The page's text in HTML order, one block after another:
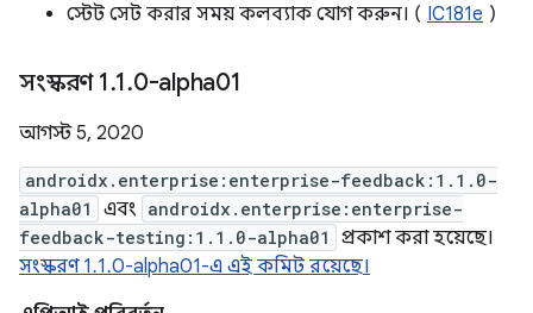
স্টেট সেট করার সময় কলব্যাক যোগ করুন। ( IC181e )
সংস্করণ 1.1.0-alpha01
আগস্ট 5, 2020
androidx.enterprise:enterprise-feedback:1.1.0-
alpha01
এবং androidx.enterprise:enterprise-
feedback-testing:1.1.0-alpha01
প্রকাশ করা হয়েছে।
সংস্করণ 1.1.0-alpha01-এ এই কমিট রয়েছে।